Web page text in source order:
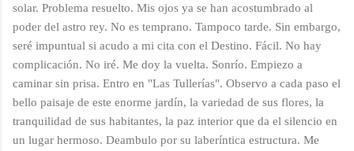
solar. Problema resuelto. Mis ojos ya se han acostumbrado al
poder del astro rey. No es temprano. Tampoco tarde. Sin embargo,
seré impuntual si acudo a mi cita con el Destino. Fácil. No hay
complicación. No iré. Me doy la vuelta. Sonrío. Empiezo a
caminar sin prisa. Entro en "Las Tullerías". Observo a cada paso el
bello paisaje de este enorme jardín, la variedad de sus flores, la
tranquilidad de sus habitantes, la paz interior que da el silencio en
un lugar hermoso. Deambulo por su laberíntica estructura. Me